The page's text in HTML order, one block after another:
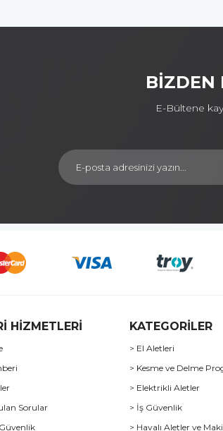
BİZDEN
E-Bültene
HİZMETLERİ
Sorular
KATEGORİLER
> El Aletleri
> Kesme ve Delme
> Elektrikli Aletler
> İş Güvenlik
> Havalı Aletler ve